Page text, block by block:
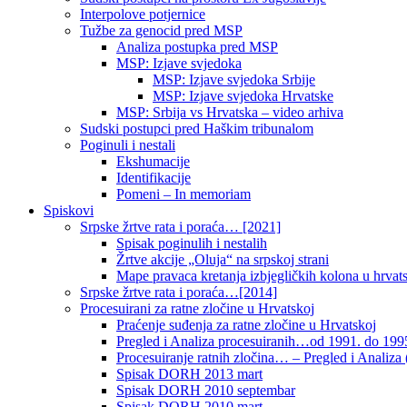
Interpolove potjernice
Tužbe za genocid pred MSP
Analiza postupka pred MSP
MSP: Izjave svjedoka
MSP: Izjave svjedoka Srbije
MSP: Izjave svjedoka Hrvatske
MSP: Srbija vs Hrvatska – video arhiva
Sudski postupci pred Haškim tribunalom
Poginuli i nestali
Ekshumacije
Identifikacije
Pomeni – In memoriam
Spiskovi
Srpske žrtve rata i poraća… [2021]
Spisak poginulih i nestalih
Žrtve akcije „Oluja“ na srpskoj strani
Mape pravaca kretanja izbjegličkih kolona u
Srpske žrtve rata i poraća…[2014]
Procesuirani za ratne zločine u Hrvatskoj
Praćenje suđenja za ratne zločine u Hrvatskoj
Pregled i Analiza procesuiranih…od 1991. do
Procesuiranje ratnih zločina… – Pregled i Analiza
Spisak DORH 2013 mart
Spisak DORH 2010 septembar